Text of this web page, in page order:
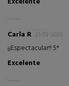
Carla R 21-03-2020
¡¡Espectacular!! 5*
Excelente